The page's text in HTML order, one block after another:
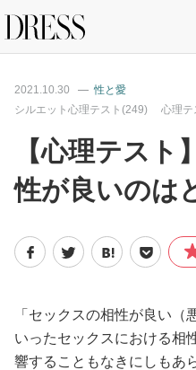
特集記事
ファッション
2021.10.30
性と愛
シルエット心理テスト(249)
心理
【心理テスト
性が良いのは
「セックスの相性が良い（
いったセックスにおける相
響することもなきにしも